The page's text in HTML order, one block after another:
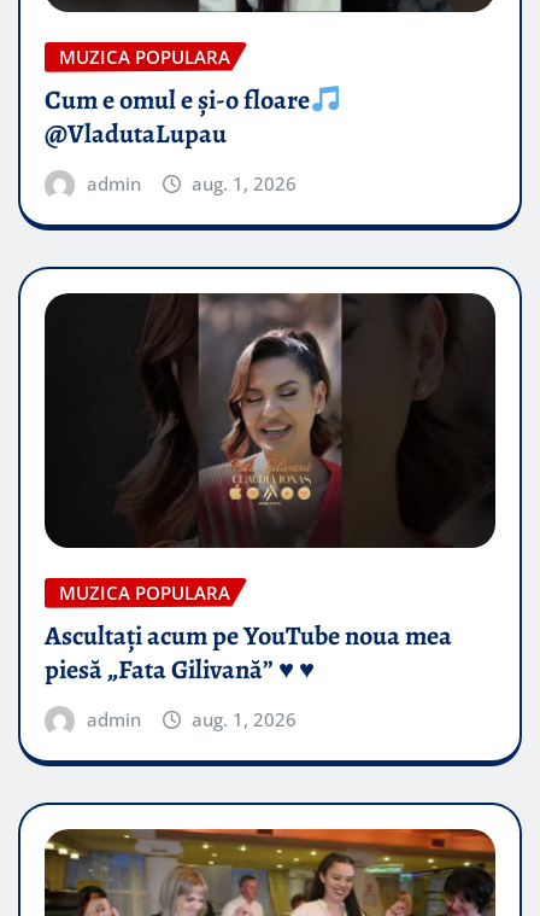
MUZICA POPULARA
Cum e omul e și-o floare
@VladutaLupau
admin aug. 1, 2026
MUZICA POPULARA
Ascultați acum pe YouTube noua mea
piesă „Fata Gilivană” ♥️ ♥️
admin aug. 1, 2026